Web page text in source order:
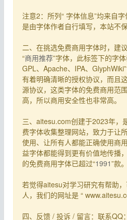
注意2：所列“ 字体信息”均来自
是由字体作者自行填写，本站不
二、在挑选免费商用字体时，建
“商用推荐”字体，此标签下的字
GPL、Apache、IPA、
有着明确清晰的授权协议，而且
源协议，这类字体的免费商用范
高，所以商用安全性也非常高。
三、aitesu.com创建于2023年，
费字体收集整理网站，致力于让
使用、让所有人都能正确使用商
益字体都能得到更有价值地传播
的免费商用字体已超过“1991”款。
若觉得aitesu对学习研究有帮助
人，我们的网址是 “
四、反馈 / 投诉 / 留言：联系QQ